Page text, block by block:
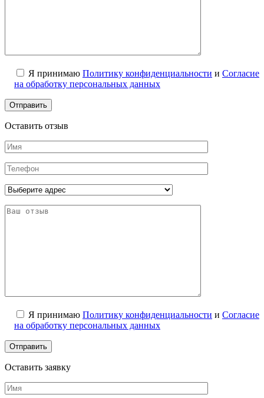
Я принимаю Политику конфиденциальности и Согласие
на обработку персональных данных
Оставить отзыв
Я принимаю Политику конфиденциальности и Согласие
на обработку персональных данных
Оставить заявку